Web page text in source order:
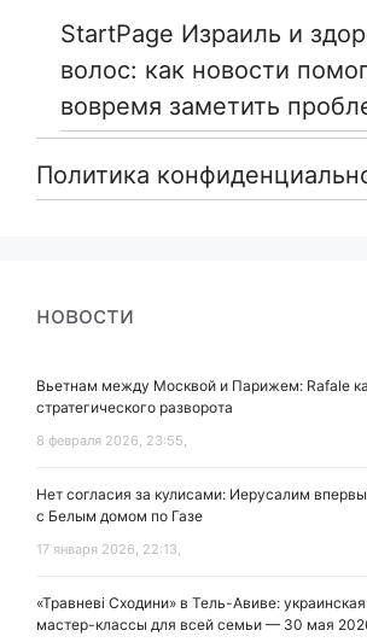
StartPage Израиль и
волос: как новости
вовремя заметить
Политика
новости
Вьетнам между Москвой и Парижем: Rafale
стратегического разворота
8 февраля 2026, 23:55,
Нет согласия за кулисами: Иерусалим
с Белым домом по Газе
17 января 2026, 22:13,
«Травневі Сходини» в Тель-Авиве:
мастер-классы для всей семьи — 30 мая